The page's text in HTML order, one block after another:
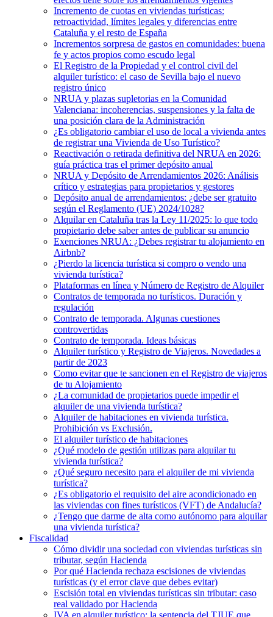
Incremento de cuotas en viviendas turísticas:
retroactividad, límites legales y diferencias entre
Cataluña y el resto de España
Incrementos sorpresa de gastos en comunidades: buena
fe y actos propios como escudo legal
El Registro de la Propiedad y el control civil del
alquiler turístico: el caso de Sevilla bajo el nuevo
registro único
NRUA y plazas supletorias en la Comunidad
Valenciana: incoherencias, suspensiones y la falta de
una posición clara de la Administración
¿Es obligatorio cambiar el uso de local a vivienda antes
de registrar una Vivienda de Uso Turístico?
Reactivación o retirada definitiva del NRUA en 2026:
guía práctica tras el primer depósito anual
NRUA y Depósito de Arrendamientos 2026: Análisis
crítico y estrategias para propietarios y gestores
Depósito anual de arrendamientos: ¿debe ser gratuito
según el Reglamento (UE) 2024/1028?
Alquilar en Cataluña tras la Ley 11/2025: lo que todo
propietario debe saber antes de publicar su anuncio
Exenciones NRUA: ¿Debes registrar tu alojamiento en
Airbnb?
¿Pierdo la licencia turística si compro o vendo una
vivienda turística?
Plataformas en línea y Número de Registro de Alquiler
Contratos de temporada no turísticos. Duración y
regulación
Contrato de temporada. Algunas cuestiones
controvertidas
Contrato de temporada. Ideas básicas
Alquiler turístico y Registro de Viajeros. Novedades a
partir de 2023
Como evitar que te sancionen en el Registro de viajeros
de tu Alojamiento
¿La comunidad de propietarios puede impedir el
alquiler de una vivienda turística?
Alquiler de habitaciones en vivienda turística.
Prohibición vs Exclusión.
El alquiler turístico de habitaciones
¿Qué modelo de gestión utilizas para alquilar tu
vivienda turística?
¿Qué seguro necesito para el alquiler de mi vivienda
turística?
¿Es obligatorio el requisito del aire acondicionado en
las viviendas con fines turísticos (VFT) de Andalucía?
¿Tengo que darme de alta como autónomo para alquilar
una vivienda turística?
Fiscalidad
Cómo dividir una sociedad con viviendas turísticas sin
tributar, según Hacienda
Por qué Hacienda rechaza escisiones de viviendas
turísticas (y el error clave que debes evitar)
Escisión total en viviendas turísticas sin tributar: caso
real validado por Hacienda
IVA en alquiler turístico: la sentencia del TJUE que